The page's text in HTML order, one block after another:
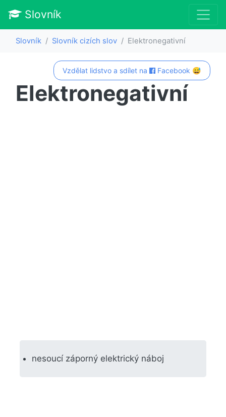
Slovník
Slovník Slovník cizích slov Elektronegativní
Vzdělat lidstvo a sdílet na Facebook 😅
Elektronegativní
nesoucí záporný elektrický náboj